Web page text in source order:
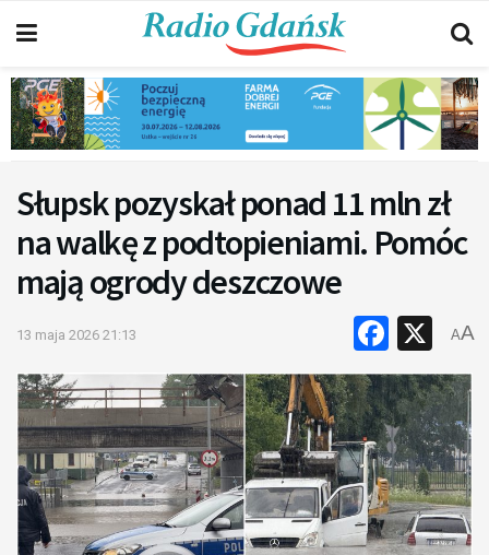
Słupsk pozyskał ponad 11 mln zł
na walkę z podtopieniami. Pomóc
mają ogrody deszczowe
13 maja 2026 21:13 X
AA